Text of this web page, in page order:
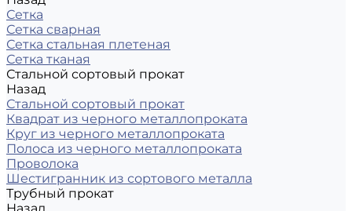
Сетка
Сетка сварная
Сетка стальная плетеная
Сетка тканая
Стальной сортовый прокат
Назад
Стальной сортовый прокат
Квадрат из черного металлопроката
Круг из черного металлопроката
Полоса из черного металлопроката
Проволока
Шестигранник из сортового металла
Трубный прокат